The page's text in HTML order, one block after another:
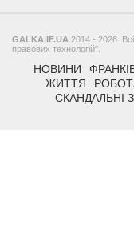
GALKA.IF.UA 2014 - 2026.
правових технологій".
НОВИНИ
ЖИТТЯ
СКАНДАЛЬНІ